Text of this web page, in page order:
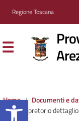
Apri la
Regione Toscana
Home Documenti e
Albo pretorio dettaglio